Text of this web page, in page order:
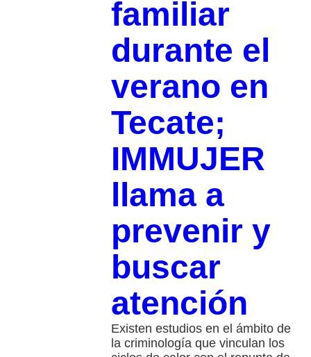
familiar
durante el
verano en
Tecate;
IMMUJER
llama a
prevenir y
buscar
atención
Existen estudios en el ámbito de
la criminología que vinculan los